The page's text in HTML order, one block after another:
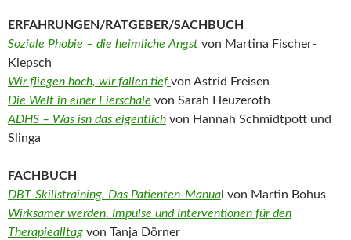
ERFAHRUNGEN/RATGEBER/SACHBUCH
Soziale Phobie – die heimliche Angst von Martina Fischer-
Klepsch
Wir fliegen hoch, wir fallen tiefvon Astrid Freisen
Die Welt in einer Eierschale von Sarah Heuzeroth
ADHS – Was isn das eigentlich von Hannah Schmidtpott und
Slinga
FACHBUCH
DBT-Skillstraining. Das Patienten-Manua l von Martin Bohus
Wirksamer werden. Impulse und Interventionen für den
Therapiealltag von Tanja Dörner